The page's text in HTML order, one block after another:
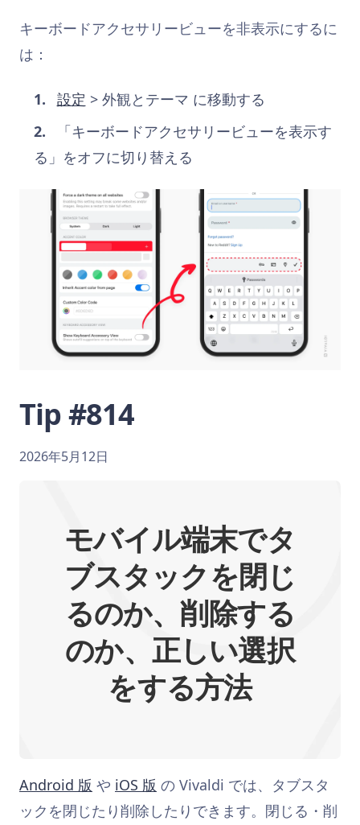
キーボードアクセサリービューを非表示にするに
は：
設定 > 外観とテーマ に移動する
「キーボードアクセサリービューを表示す
る」をオフに切り替える
Tip #814
2026年5月12日
モバイル端末でタ
ブスタックを閉じ
るのか、削除する
のか、正しい選択
をする方法
Android 版 や iOS 版 の Vivaldi では、タブスタ
ックを閉じたり削除したりできます。閉じる・削